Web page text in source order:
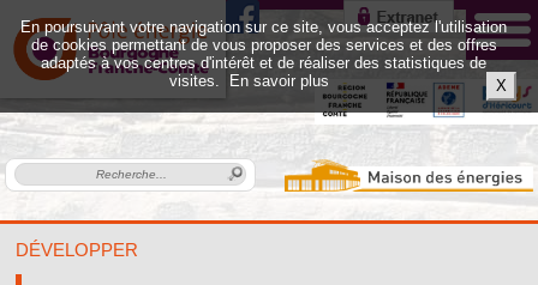
DÉVELOPPER
En poursuivant votre navigation sur ce site, vous acceptez l'utilisation
de cookies permettant de vous proposer des services et des offres
adaptés à vos centres d'intérêt et de réaliser des statistiques de
visites.
En savoir plus X